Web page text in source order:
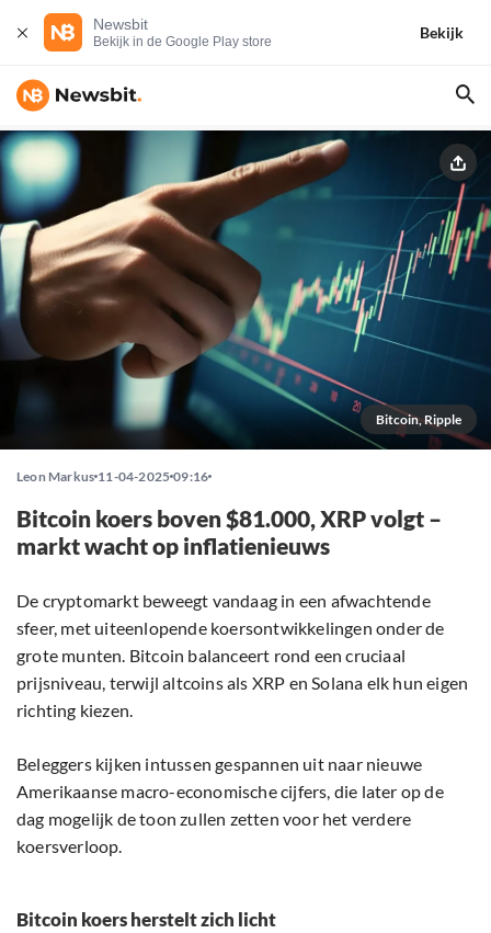
Newsbit
Bekijk in de Google Play store
Bekijk
Bitcoin, Ripple
Leon Markus 11-04-2025 09:16
Bitcoin koers boven $81.000, XRP volgt –
markt wacht op inflatienieuws
De cryptomarkt beweegt vandaag in een afwachtende
sfeer, met uiteenlopende koersontwikkelingen onder de
grote munten. Bitcoin balanceert rond een cruciaal
prijsniveau, terwijl altcoins als XRP en Solana elk hun eigen
richting kiezen.
Beleggers kijken intussen gespannen uit naar nieuwe
Amerikaanse macro-economische cijfers, die later op de
dag mogelijk de toon zullen zetten voor het verdere
koersverloop.
Bitcoin koers herstelt zich licht